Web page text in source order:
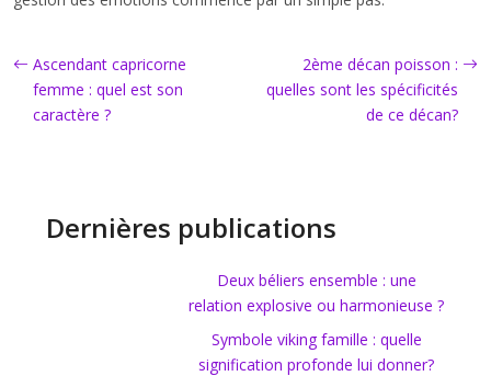
Ascendant capricorne
femme : quel est son
caractère ?
2ème décan poisson :
quelles sont les spécificités
de ce décan?
Dernières publications
Deux béliers ensemble : une
relation explosive ou harmonieuse ?
Symbole viking famille : quelle
signification profonde lui donner?